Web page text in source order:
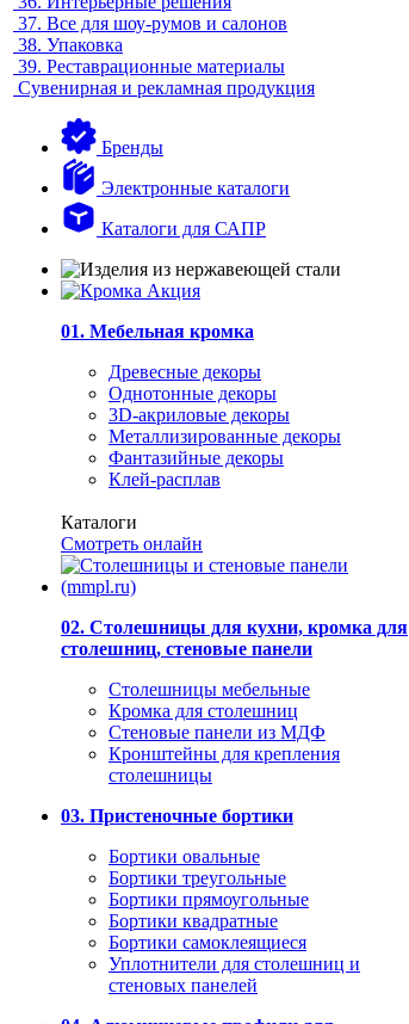
37. Все для шоу-румов и салонов
38. Упаковка
39. Реставрационные материалы
Сувенирная и рекламная продукция
Бренды
Электронные каталоги
Каталоги для САПР
01. Мебельная кромка
Древесные декоры
Однотонные декоры
3D-акриловые декоры
Металлизированные декоры
Фантазийные декоры
Клей-расплав
Каталоги
Смотреть онлайн
02. Столешницы для кухни, кромка для
столешниц, стеновые панели
Столешницы мебельные
Кромка для столешниц
Стеновые панели из МДФ
Кронштейны для крепления
столешницы
03. Пристеночные бортики
Бортики овальные
Бортики треугольные
Бортики прямоугольные
Бортики квадратные
Бортики самоклеящиеся
Уплотнители для столешниц и
стеновых панелей